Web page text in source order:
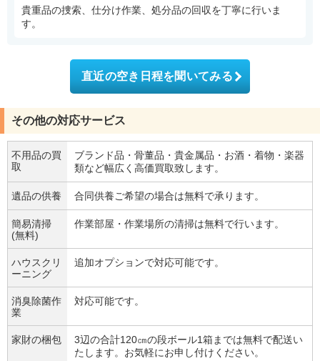
貴重品の捜索、仕分け作業、処分品の回収を丁寧に行いま
す。
直近の空き日程を聞いてみる
その他の対応サービス
不用品の買
取
ブランド品・骨董品・貴金属品・お酒・着物・楽器
類など幅広く高価買取致します。
遺品の供養 合同供養ご希望の場合は無料で承ります。
簡易清掃
(無料)
作業部屋・作業場所の清掃は無料で行います。
ハウスクリ
ーニング
追加オプションで対応可能です。
消臭除菌作
業
対応可能です。
家財の梱包
3辺の合計120㎝の段ボール1箱までは無料で配送い
たします。お気軽にお申し付けください。